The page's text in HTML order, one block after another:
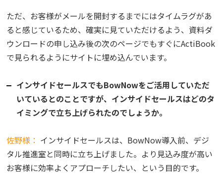
ただ、お客様がメールを開封するまでにはタイムラグがあ
ると感じているため、確実に見ていただけるよう、資料ダ
ウンロードの申し込み後の次のページでもすぐにActiBook
で見られるようにサイトに埋め込んでいます。
インサイドセールスでもBowNowをご活用していただ
いているとのことですが、インサイドセールスはどのタ
イミングで立ち上げられたのでしょうか。
佐野様： インサイドセールスは、BowNow導入前、デジ
タル推進室と同時に立ち上げました。より見込み度が高い
お客様に効率よくアプローチしたい、という目的です。